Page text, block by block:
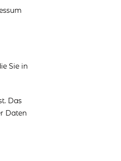
Sie in
Das
Daten